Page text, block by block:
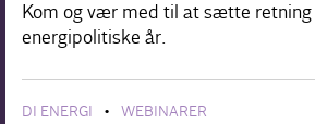
Kom og vær med til at sætte retning
energipolitiske år.
DI ENERGI • WEBINARER